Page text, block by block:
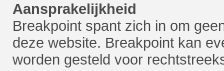
Aansprakelijkheid
Breakpoint spant zich in om
deze website. Breakpoint kan
worden gesteld voor